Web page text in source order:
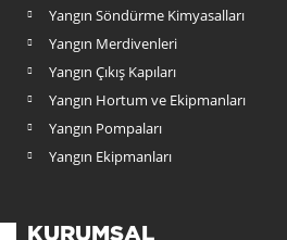
Yangın Söndürme Kimyasalları
Yangın Merdivenleri
Yangın Çıkış Kapıları
Yangın Hortum ve Ekipmanları
Yangın Pompaları
Yangın Ekipmanları
KURUMSAL